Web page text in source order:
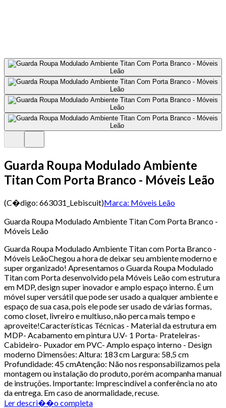
Guarda Roupa Modulado Ambiente
Titan Com Porta Branco - Móveis Leão
(C�digo: 663031_Lebiscuit)Marca: Móveis Leão
Guarda Roupa Modulado Ambiente Titan Com Porta Branco -
Móveis Leão
Guarda Roupa Modulado Ambiente Titan com Porta Branco -
Móveis LeãoChegou a hora de deixar seu ambiente moderno e
super organizado! Apresentamos o Guarda Roupa Modulado
Titan com Porta desenvolvido pela Móveis Leão com estrutura
em MDP, design super inovador e amplo espaço interno. É um
móvel super versátil que pode ser usado a qualquer ambiente e
espaço de sua casa, pois ele pode ser usado de várias formas,
como closet, livreiro e multiuso, não perca mais tempo e
aproveite!Características Técnicas - Material da estrutura em
MDP- Acabamento em pintura U.V- 1 Porta- Prateleiras-
Cabideiro- Puxador em PVC- Amplo espaço interno - Design
moderno Dimensões: Altura: 183 cm Largura: 58,5 cm
Profundidade: 45 cmAtenção: Não nos responsabilizamos pela
montagem ou instalação do produto, porém acompanha manual
de instruções. Importante: Imprescindível a conferência no ato
da entrega. Em caso de anormalidade, recuse.
Ler descri��o completa